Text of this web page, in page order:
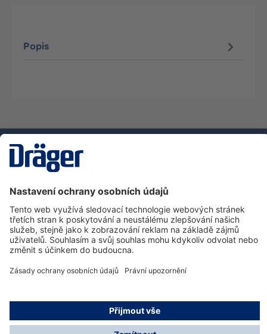
Popis
Zákaznická infolinka
O společnosti Dräger
Informace
© Dräger Safety s.r.o., 2025